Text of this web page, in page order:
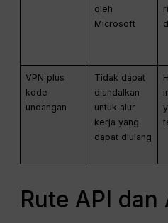
oleh
Microsoft
VPN plus
kode
undangan
Tidak dapat
diandalkan
untuk alur
kerja yang
dapat diulang
Rute API